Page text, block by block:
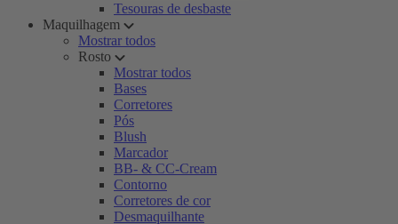
Tesouras de desbaste
Maquilhagem
Mostrar todos
Rosto
Mostrar todos
Bases
Corretores
Pós
Blush
Marcador
BB- & CC-Cream
Contorno
Corretores de cor
Desmaquilhante